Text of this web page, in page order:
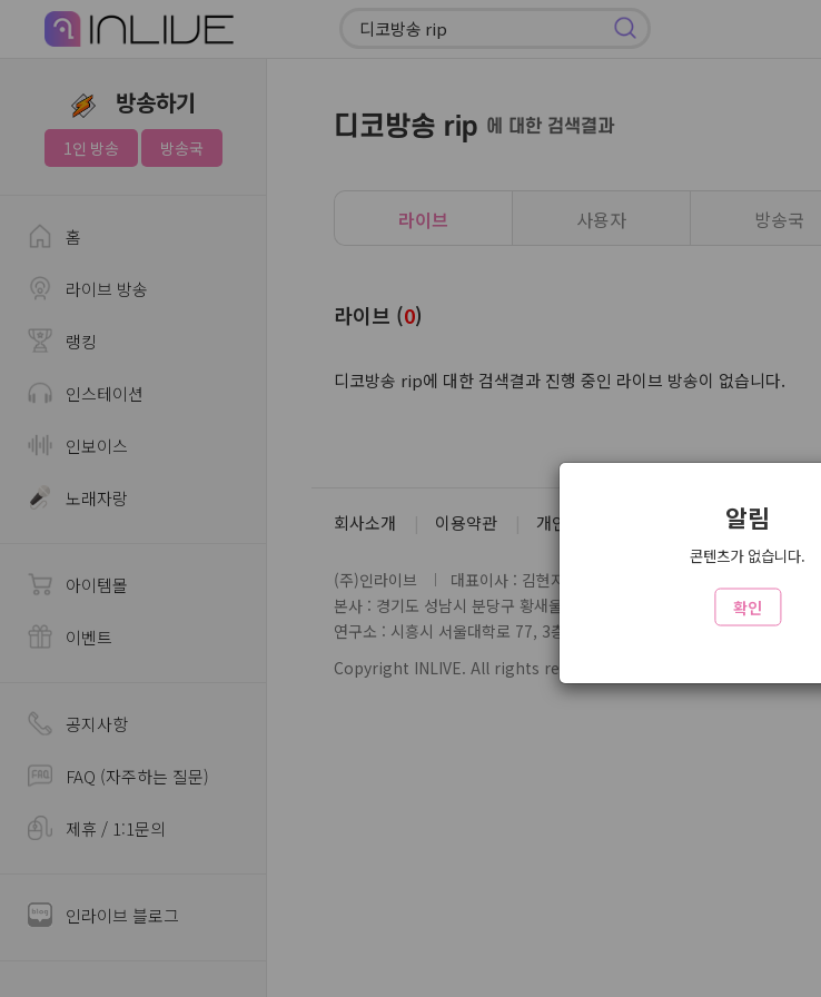
알림
콘텐츠가 없습니다.
확인
방송하기
1인 방송 방송국
홈
라이브 방송
랭킹
인스테이션
인보이스
노래자랑
아이템몰
이벤트
공지사항
FAQ (자주하는 질문)
제휴 / 1:1문의
인라이브 블로그
디코방송 rip 에 대한 검색결과
라이브 사용자 방송국
라이브 (0)
디코방송 rip에 대한 검색결과 진행 중인 라이브 방송이 없습니다.
회사소개 이용약관 개인정보처리방침 유료서비스 약관
(주)인라이브 대표이사 : 김현지
본사 : 경기도 성남시 분당구 황새울로359번길 7 3층
전화 : 1588-1164
연구소 : 시흥시 서울대학로 77, 3층 324
Copyright INLIVE. All rights reserved.